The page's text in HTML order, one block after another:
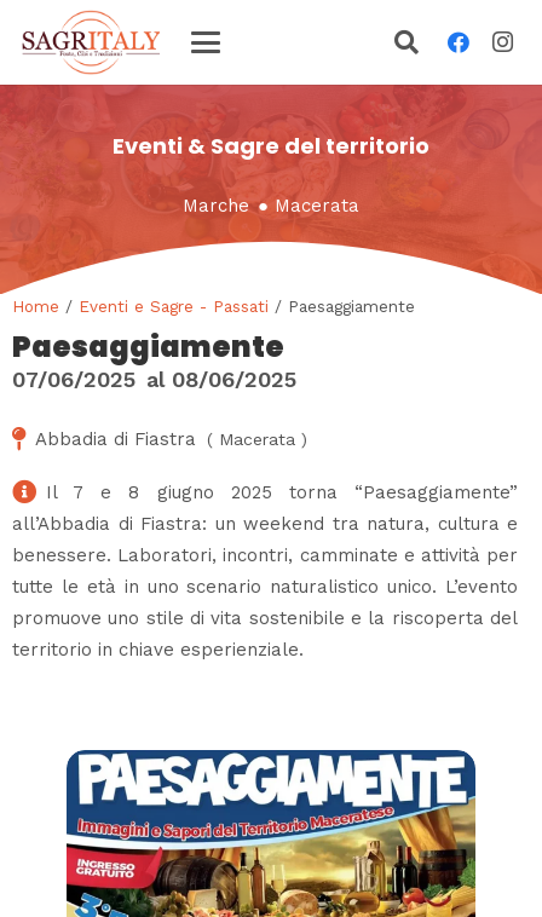
Eventi & Sagre del territorio
Marche ● Macerata
Home / Eventi e Sagre - Passati / Paesaggiamente
Paesaggiamente
07/06/2025 al 08/06/2025
Abbadia di Fiastra ( Macerata )
Il 7 e 8 giugno 2025 torna “Paesaggiamente”
all’Abbadia di Fiastra: un weekend tra natura, cultura e
benessere. Laboratori, incontri, camminate e attività per
tutte le età in uno scenario naturalistico unico. L’evento
promuove uno stile di vita sostenibile e la riscoperta del
territorio in chiave esperienziale.